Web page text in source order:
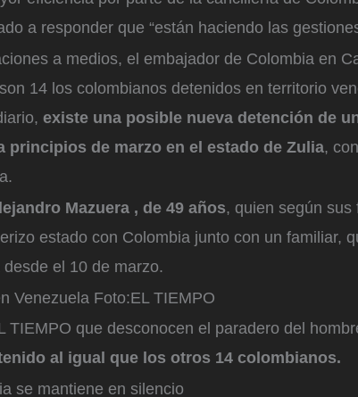
a responder que “están haciendo las
a medios, el embajador de Colombia en
14 los colombianos detenidos en territorio
existe una posible nueva detención de
principios de marzo en el estado de Zulia,
Mazuera , de 49 años, quien según sus
estado con Colombia junto con un familiar,
el 10 de marzo.
Venezuela Foto:EL TIEMPO
TIEMPO que desconocen el paradero del
al igual que los otros 14 colombianos.
se mantiene en silencio